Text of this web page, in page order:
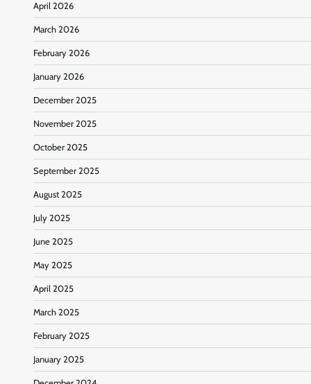
April 2026
March 2026
February 2026
January 2026
December 2025
November 2025
October 2025
September 2025
August 2025
July 2025
June 2025
May 2025
April 2025
March 2025
February 2025
January 2025